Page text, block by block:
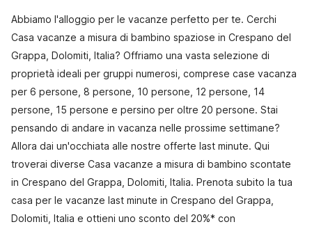
Abbiamo l'alloggio per le vacanze perfetto per te. Cerchi
Casa vacanze a misura di bambino spaziose in Crespano del
Grappa, Dolomiti, Italia? Offriamo una vasta selezione di
proprietà ideali per gruppi numerosi, comprese case vacanza
per 6 persone, 8 persone, 10 persone, 12 persone, 14
persone, 15 persone e persino per oltre 20 persone. Stai
pensando di andare in vacanza nelle prossime settimane?
Allora dai un'occhiata alle nostre offerte last minute. Qui
troverai diverse Casa vacanze a misura di bambino scontate
in Crespano del Grappa, Dolomiti, Italia. Prenota subito la tua
casa per le vacanze last minute in Crespano del Grappa,
Dolomiti, Italia e ottieni uno sconto del 20%* con